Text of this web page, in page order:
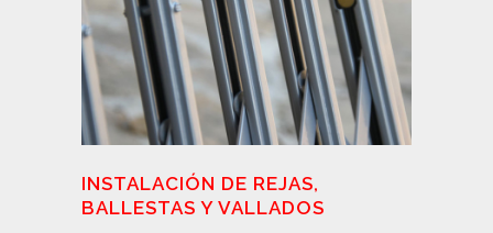
INSTALACIÓN DE REJAS,
BALLESTAS Y VALLADOS